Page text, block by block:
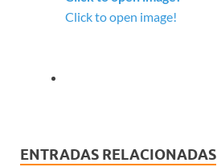
Click to open image!
ENTRADAS RELACIONADAS